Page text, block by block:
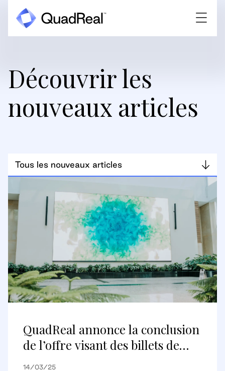
Découvrir les
nouveaux articles
Tous les nouveaux articles
QuadReal annonce la conclusion
de l’offre visant des billets de
premier rang d’obligations
14/03/25